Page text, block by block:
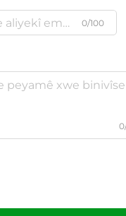
0/100